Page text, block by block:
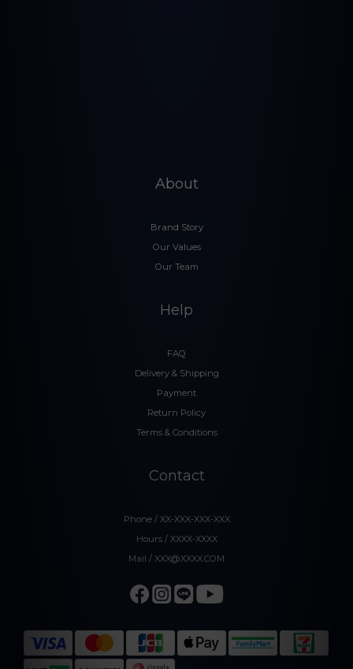
About
Brand Story
Our Values
Our Team
Help
FAQ
Delivery & Shipping
Payment
Return Policy
Terms & Conditions
Contact
Phone / XX-XXX-XXX-XXX
Hours / XXXX-XXXX
Mail / XXX@XXXX.COM